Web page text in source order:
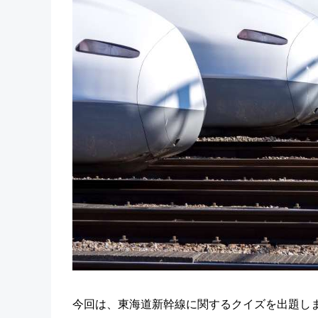
今回は、東海道新幹線に関するクイズを出題し